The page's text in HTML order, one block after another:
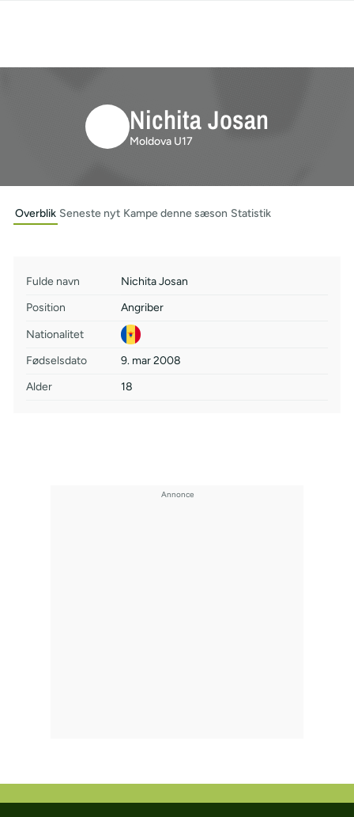
Nichita Josan
Moldova U17
Overblik Seneste nyt Kampe denne sæson Statistik
Fulde navn
Nichita Josan
Position
Angriber
Nationalitet
Fødselsdato
9. mar 2008
Alder
18